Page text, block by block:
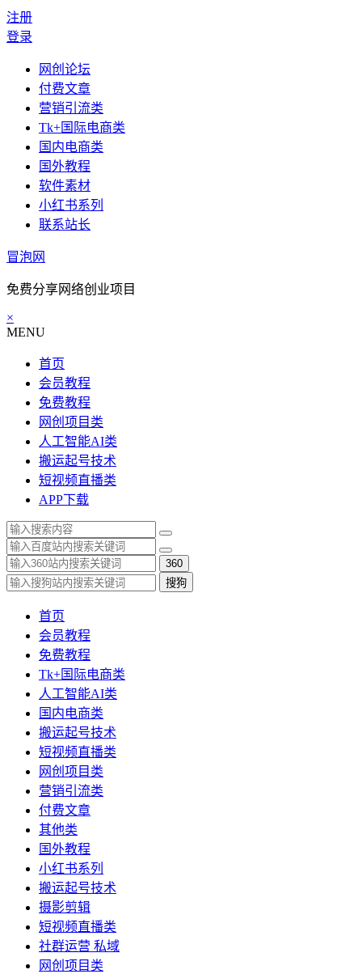
注册
登录
网创论坛
付费文章
营销引流类
Tk+国际电商类
国内电商类
国外教程
软件素材
小红书系列
联系站长
冒泡网
免费分享网络创业项目
×
MENU
首页
会员教程
免费教程
网创项目类
人工智能AI类
搬运起号技术
短视频直播类
APP下载
360
搜狗
首页
会员教程
免费教程
Tk+国际电商类
人工智能AI类
国内电商类
搬运起号技术
短视频直播类
网创项目类
营销引流类
付费文章
其他类
国外教程
小红书系列
搬运起号技术
摄影剪辑
短视频直播类
社群运营 私域
网创项目类